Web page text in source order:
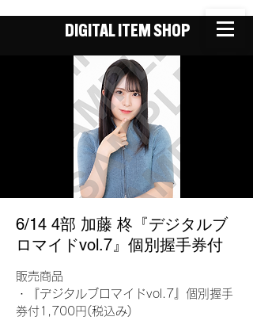
DIGITAL ITEM SHOP
6/14 4部 加藤 柊『デジタルブ
ロマイドvol.7』個別握手券付
販売商品
・『デジタルブロマイドvol.7』個別握手
券付1,700円(税込み)